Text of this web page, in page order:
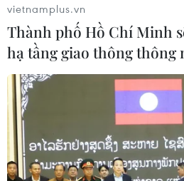
vietnamplus.vn
Thành phố Hồ Chí Minh
hạ tầng giao thông thông